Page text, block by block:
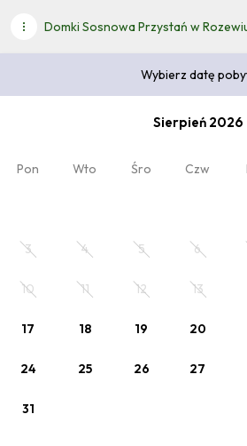
Domki Sosnowa Przystań w
nadzieję, że spędzisz tu wyjątkowe
Wybierz datę
Sierpień 2026
Pon Wto Śro Czw
3 4 5 6
10 11 12 13
17 18 19 20
24 25 26 27
31
2 x Dorośli, 0 x Dziecko
Zaplanuj pobyt
Wybierz datę lub jeden z